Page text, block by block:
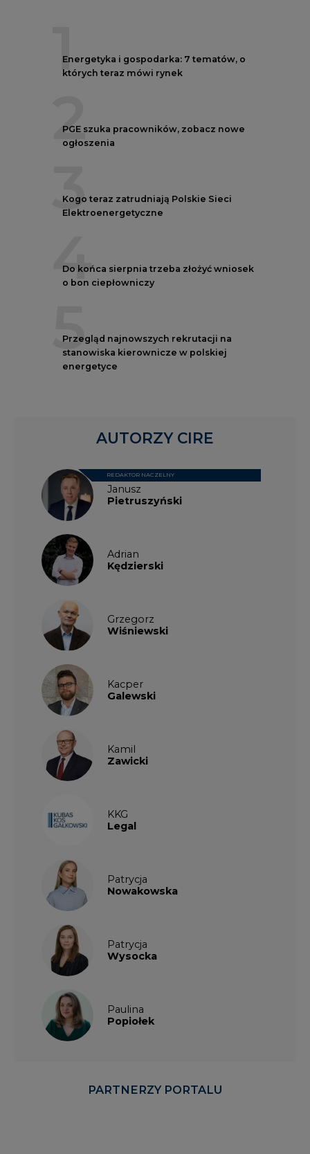
1
Energetyka i gospodarka: 7 tematów, o
których teraz mówi rynek
2
PGE szuka pracowników, zobacz nowe
ogłoszenia
3
Kogo teraz zatrudniają Polskie Sieci
Elektroenergetyczne
4
Do końca sierpnia trzeba złożyć wniosek
o bon ciepłowniczy
5
Przegląd najnowszych rekrutacji na
stanowiska kierownicze w polskiej
energetyce
Janusz
Pietruszyński
REDAKTOR NACZELNY
Adrian
Kędzierski
Grzegorz
Wiśniewski
Kacper
Galewski
Kamil
Zawicki
KKG
Legal
Patrycja
Nowakowska
Patrycja
Wysocka
Paulina
Popiołek
AUTORZY CIRE
PARTNERZY PORTALU